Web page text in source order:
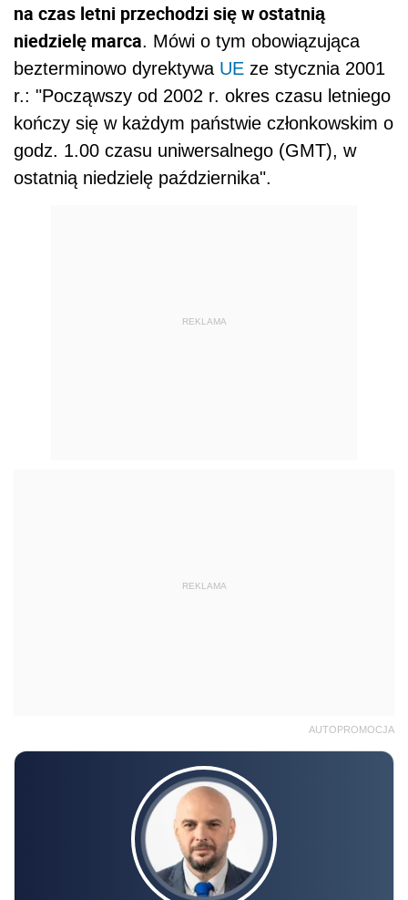
na czas letni przechodzi się w ostatnią
niedzielę marca. Mówi o tym obowiązująca
bezterminowo dyrektywa UE ze stycznia 2001
r.: "Począwszy od 2002 r. okres czasu letniego
kończy się w każdym państwie członkowskim o
godz. 1.00 czasu uniwersalnego (GMT), w
ostatnią niedzielę października".
REKLAMA
REKLAMA
AUTOPROMOCJA